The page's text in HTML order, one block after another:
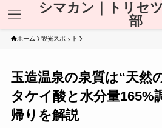
シマカン｜トリセ
部
ホーム 観光スポット
玉造温泉の泉質は“天然
タケイ酸と水分量165%
帰りを解説